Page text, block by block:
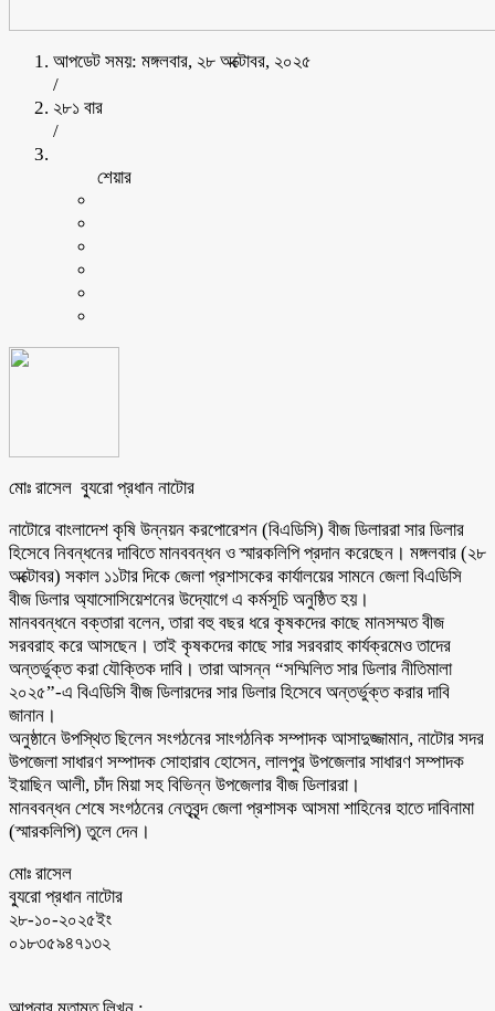
আপডেট সময়: মঙ্গলবার, ২৮ অক্টোবর, ২০২৫
/
২৮১ বার
/
শেয়ার
মোঃ রাসেল ব্যুরো প্রধান নাটোর
নাটোরে বাংলাদেশ কৃষি উন্নয়ন করপোরেশন (বিএডিসি) বীজ ডিলাররা সার ডিলার
হিসেবে নিবন্ধনের দাবিতে মানববন্ধন ও স্মারকলিপি প্রদান করেছেন। মঙ্গলবার (২৮
অক্টোবর) সকাল ১১টার দিকে জেলা প্রশাসকের কার্যালয়ের সামনে জেলা বিএডিসি
বীজ ডিলার অ্যাসোসিয়েশনের উদ্যোগে এ কর্মসূচি অনুষ্ঠিত হয়।
মানববন্ধনে বক্তারা বলেন, তারা বহু বছর ধরে কৃষকদের কাছে মানসম্মত বীজ
সরবরাহ করে আসছেন। তাই কৃষকদের কাছে সার সরবরাহ কার্যক্রমেও তাদের
অন্তর্ভুক্ত করা যৌক্তিক দাবি। তারা আসন্ন “সম্মিলিত সার ডিলার নীতিমালা
২০২৫”-এ বিএডিসি বীজ ডিলারদের সার ডিলার হিসেবে অন্তর্ভুক্ত করার দাবি
জানান।
অনুষ্ঠানে উপস্থিত ছিলেন সংগঠনের সাংগঠনিক সম্পাদক আসাদুজ্জামান, নাটোর সদর
উপজেলা সাধারণ সম্পাদক সোহারাব হোসেন, লালপুর উপজেলার সাধারণ সম্পাদক
ইয়াছিন আলী, চাঁদ মিয়া সহ বিভিন্ন উপজেলার বীজ ডিলাররা।
মানববন্ধন শেষে সংগঠনের নেতৃবৃন্দ জেলা প্রশাসক আসমা শাহিনের হাতে দাবিনামা
(স্মারকলিপি) তুলে দেন।
মোঃ রাসেল
ব্যুরো প্রধান নাটোর
২৮-১০-২০২৫ইং
০১৮৩৫৯৪৭১৩২